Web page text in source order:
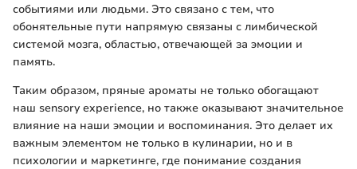
событиями или людьми. Это связано с тем, что
обонятельные пути напрямую связаны с лимбической
системой мозга, областью, отвечающей за эмоции и
память.
Таким образом, пряные ароматы не только обогащают
наш sensory experience, но также оказывают значительное
влияние на наши эмоции и воспоминания. Это делает их
важным элементом не только в кулинарии, но и в
психологии и маркетинге, где понимание создания